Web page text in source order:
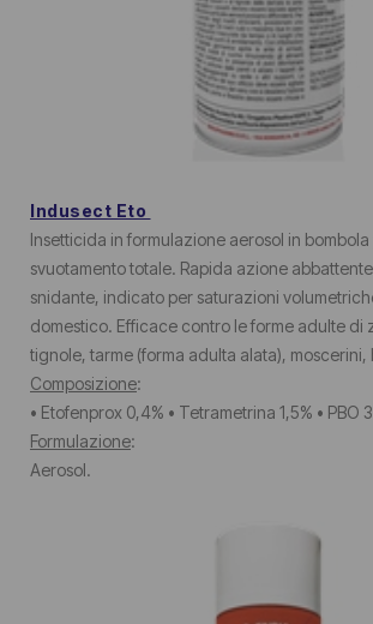
Indusect Eto
Insetticida in formulazione aerosol in bombola
svuotamento totale. Rapida azione
snidante, indicato per saturazioni
domestico. Efficace contro le forme adulte di
tignole, tarme (forma adulta alata), moscerini,
Composizione:
• Etofenprox 0,4% • Tetrametrina 1,5% • PBO
Formulazione:
Aerosol.